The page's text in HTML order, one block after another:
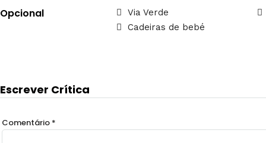
Opcional
Via Verde
Cadeiras de bebé
Escrever Crítica
Comentário *